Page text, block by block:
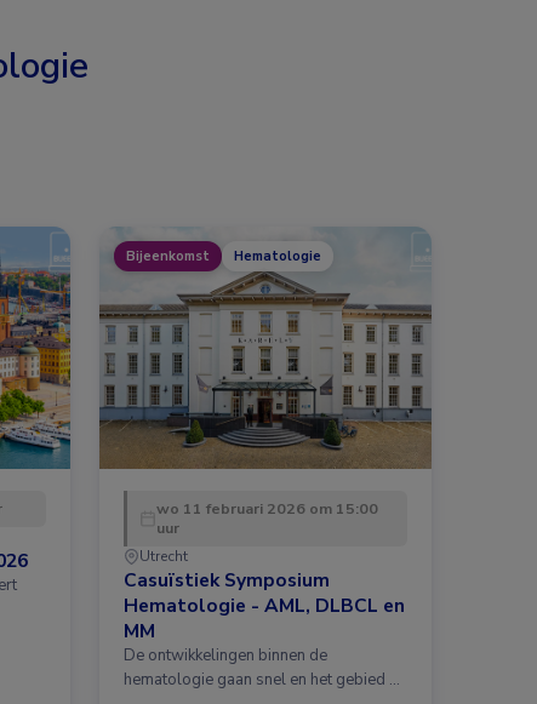
Bijeenkomst Hematologie
wo 11 februari 2026 om 15:00
uur
Utrecht
Casuïstiek Symposium
Hematologie - AML, DLBCL en
MM
De ontwikkelingen binnen de
hematologie gaan snel en het gebied …